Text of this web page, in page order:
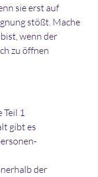
sie erst auf
stößt. Mache
wenn der
zu öffnen
Teil 1
gibt es
der